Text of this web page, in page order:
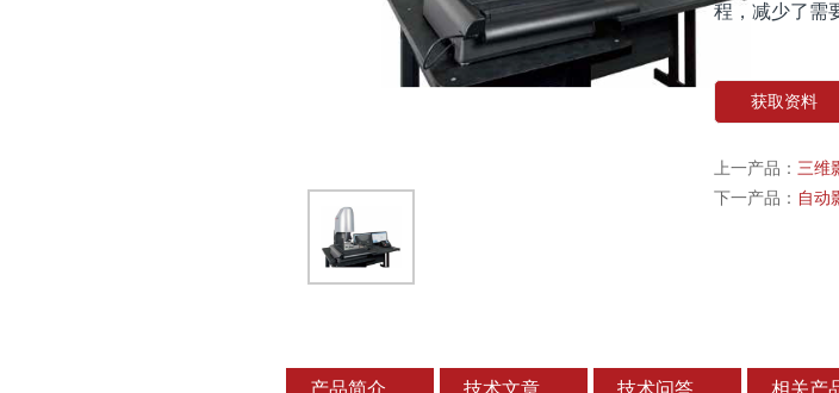
程，减少了需
获取资料
上一产品： 三维
下一产品： 自动
产品简介 技术文章 技术问答 相关产